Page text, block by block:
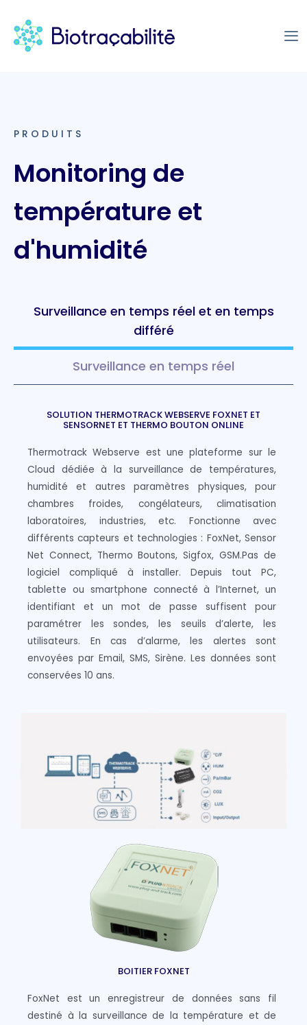
PRODUITS
Monitoring de
température et
d'humidité
Surveillance en temps réel et en temps
différé
Surveillance en temps réel
SOLUTION THERMOTRACK WEBSERVE FOXNET ET
SENSORNET ET THERMO BOUTON ONLINE
Thermotrack Webserve est une plateforme sur le
Cloud dédiée à la surveillance de températures,
humidité et autres paramètres physiques, pour
chambres froides, congélateurs, climatisation
laboratoires, industries, etc. Fonctionne avec
différents capteurs et technologies : FoxNet, Sensor
Net Connect, Thermo Boutons, Sigfox, GSM.Pas de
logiciel compliqué à installer. Depuis tout PC,
tablette ou smartphone connecté à l’Internet, un
identifiant et un mot de passe suffisent pour
paramétrer les sondes, les seuils d’alerte, les
utilisateurs. En cas d’alarme, les alertes sont
envoyées par Email, SMS, Sirène. Les données sont
conservées 10 ans.
BOITIER FOXNET
FoxNet est un enregistreur de données sans fil
destiné à la surveillance de la température et de